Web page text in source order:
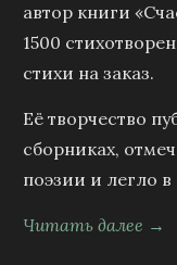
автор книги
1500
стихи на заказ.
Её творчество
сборниках,
поэзии и легло в
Читать далее →